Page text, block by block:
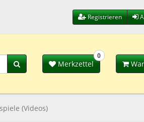
Registrieren
Merkzettel
0
(Videos)